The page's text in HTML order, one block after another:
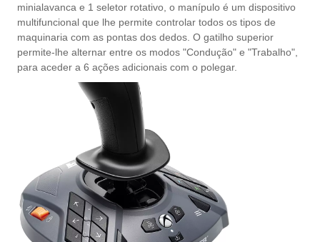
minialavanca e 1 seletor rotativo, o manípulo é um dispositivo
multifuncional que lhe permite controlar todos os tipos de
maquinaria com as pontas dos dedos. O gatilho superior
permite-lhe alternar entre os modos "Condução" e "Trabalho",
para aceder a 6 ações adicionais com o polegar.